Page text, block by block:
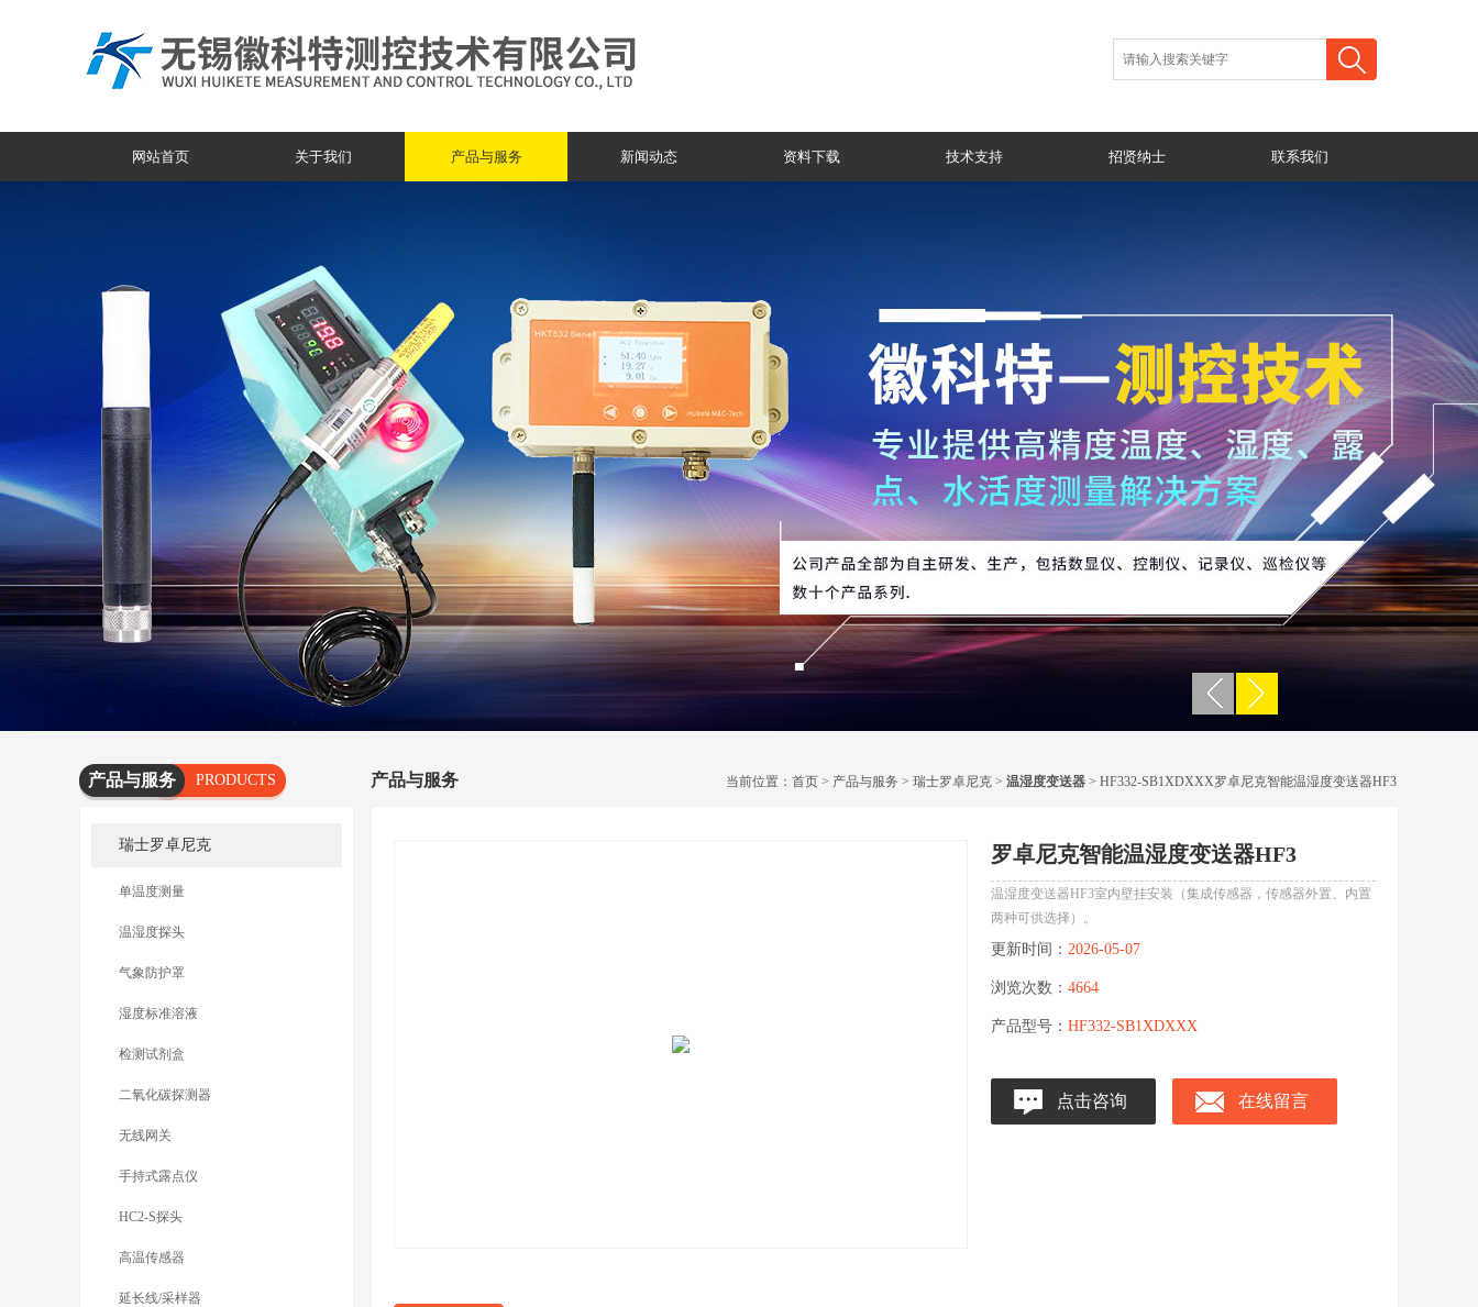
网站首页 关于我们 产品与服务 新闻动态 资料下载 技术支持 招贤纳士 联系我们
产品与服务
PRODUCTS
SERVICES
瑞士罗卓尼克
单温度测量
温湿度探头
气象防护罩
湿度标准溶液
检测试剂盒
二氧化碳探测器
无线网关
手持式露点仪
HC2-S探头
高温传感器
延长线/采样器
产品与服务 当前位置： 首页 > 产品与服务 > 瑞士罗卓尼克 > 温湿度变送器 > HF332-SB1XDXXX罗卓尼克智能温湿度变送器HF3
罗卓尼克智能温湿度变送器HF3
温湿度变送器HF3室内壁挂安装（集成传感器，传感器外置、内置
两种可供选择）。
更新时间： 2026-05-07
浏览次数： 4664
产品型号： HF332-SB1XDXXX
点击咨询 在线留言